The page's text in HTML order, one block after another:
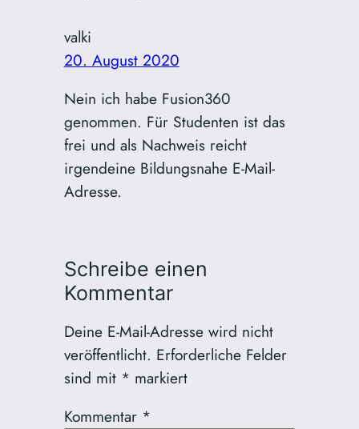
valki
20. August 2020
Nein ich habe Fusion360
genommen. Für Studenten ist das
frei und als Nachweis reicht
irgendeine Bildungsnahe E-Mail-
Adresse.
Schreibe einen
Kommentar
Deine E-Mail-Adresse wird nicht
veröffentlicht. Erforderliche Felder
sind mit * markiert
Kommentar *